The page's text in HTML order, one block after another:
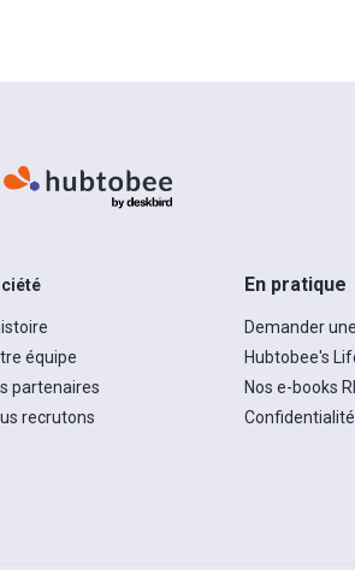
équipe
partenaires
recrutons
En pratique
Demander
Hubtobee's
Nos e-books
Confidentialité